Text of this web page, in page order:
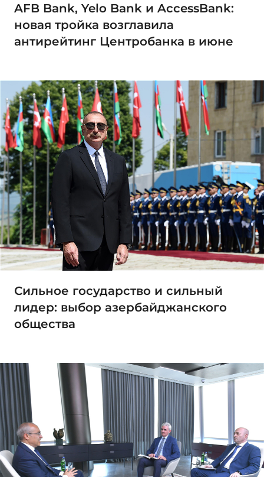
AFB Bank, Yelo Bank и AccessBank:
новая тройка возглавила
антирейтинг Центробанка в июне
Сильное государство и сильный
лидер: выбор азербайджанского
общества